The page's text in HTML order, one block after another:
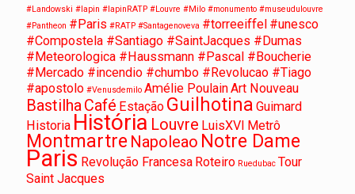
#Landowski #lapin #lapinRATP #Louvre #Milo #monumento #museudulouvre
#Pantheon #Paris #RATP #Santagenoveva #torreeiffel #unesco
#Compostela #Santiago #SaintJacques #Dumas
#Meteorologica #Haussmann #Pascal #Boucherie
#Mercado #incendio #chumbo #Revolucao #Tiago
#apostolo #Venusdemilo Amélie PoulainArt Nouveau
BastilhaCafé Estação Guilhotina Guimard
Historia História Louvre LuisXVI Metrô
Montmartre Napoleao Notre Dame
Paris Revolução Francesa Roteiro Ruedubac Tour
Saint Jacques